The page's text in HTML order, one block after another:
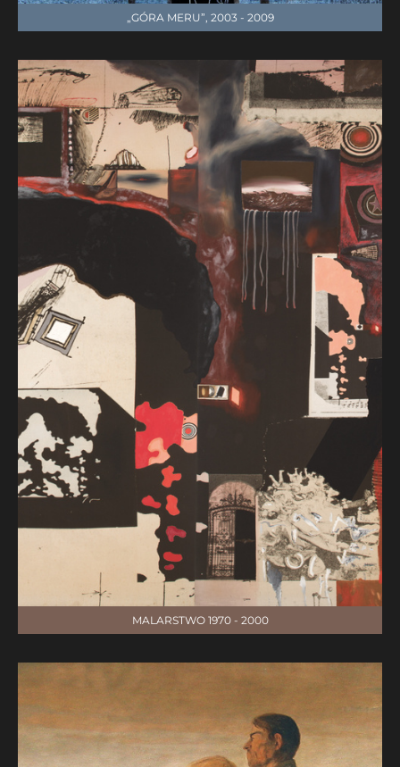
„GÓRA MERU”, 2003 - 2009
MALARSTWO 1970 - 2000